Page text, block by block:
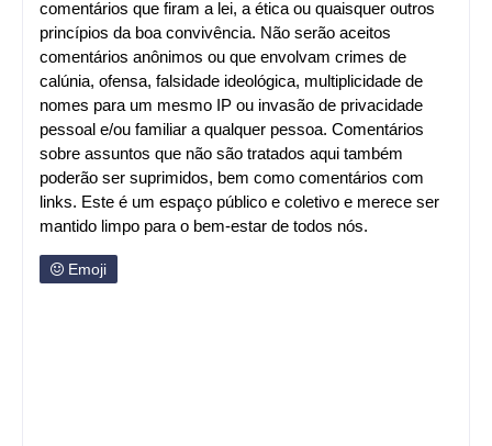
comentários que firam a lei, a ética ou quaisquer outros
princípios da boa convivência. Não serão aceitos
comentários anônimos ou que envolvam crimes de
calúnia, ofensa, falsidade ideológica, multiplicidade de
nomes para um mesmo IP ou invasão de privacidade
pessoal e/ou familiar a qualquer pessoa. Comentários
sobre assuntos que não são tratados aqui também
poderão ser suprimidos, bem como comentários com
links. Este é um espaço público e coletivo e merece ser
mantido limpo para o bem-estar de todos nós.
Emoji